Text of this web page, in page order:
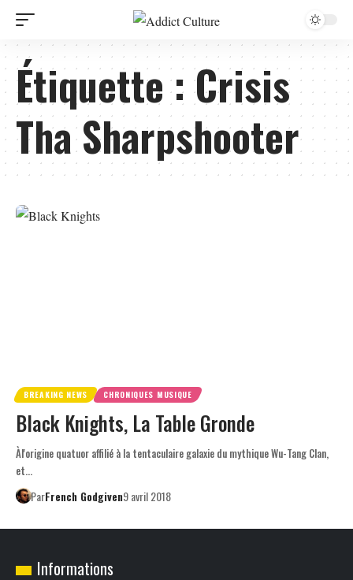
Étiquette :Crisis
Tha Sharpshooter
BREAKING NEWS CHRONIQUES MUSIQUE
Black Knights, La Table Gronde
Àl'origine quatuor affilié à la tentaculaire galaxie du mythique Wu-Tang Clan,
et…
ParFrench Godgiven9 avril 2018
Informations